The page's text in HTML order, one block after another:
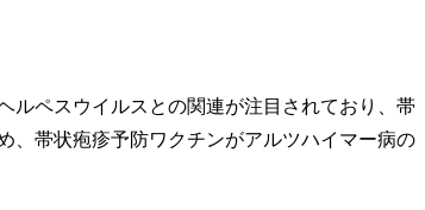
ルペスウイルスとの関連が注目されており、帯
、帯状疱疹予防ワクチンがアルツハイマー病の